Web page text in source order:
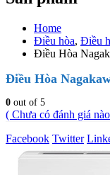
Home
Điều hòa, Điều
Điều Hòa
Điều Hòa
0 out of 5
( Chưa có đánh giá
Facebook Twitter